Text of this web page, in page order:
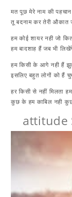
मत पूछ मेरे नाम की
तू बदनाम कर तेरी औकात
हम कोई शायर नही जो
हम बादशाह हैं जब भी
हम किसी के आगे नही हैं
इसलिए बहुत लोगों को हैं
हर किसी से नहीं मिलता
कुछ के हम काबिल नही
attitude